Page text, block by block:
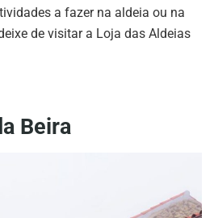
a fazer na aldeia ou na
de visitar a Loja das Aldeias
Beira